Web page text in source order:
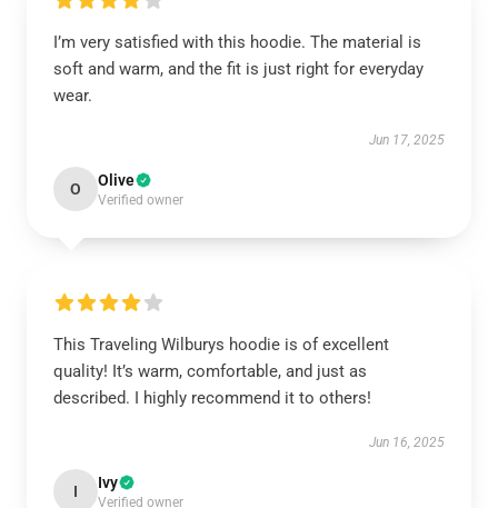
I’m very satisfied with this hoodie. The material is
soft and warm, and the fit is just right for everyday
wear.
Jun 17, 2025
O Olive
Verified owner
This Traveling Wilburys hoodie is of excellent
quality! It’s warm, comfortable, and just as
described. I highly recommend it to others!
Jun 16, 2025
I Ivy
Verified owner